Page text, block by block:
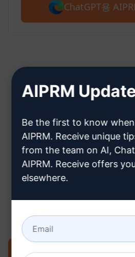
ChatGPT용
2단계: ChatGPT
여기를 클릭하여
만드는 방법을
지금 ChatGPT에서 프롬프
AIPRM
Be the first to know
AIPRM. Receive unique
from the team on AI,
AIPRM. Receive offers
elsewhere.